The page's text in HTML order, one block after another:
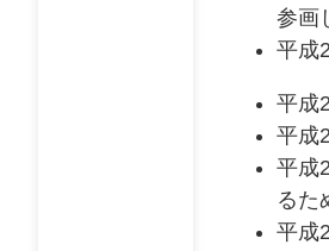
参画
平成
平成
平成
平成
るた
平成